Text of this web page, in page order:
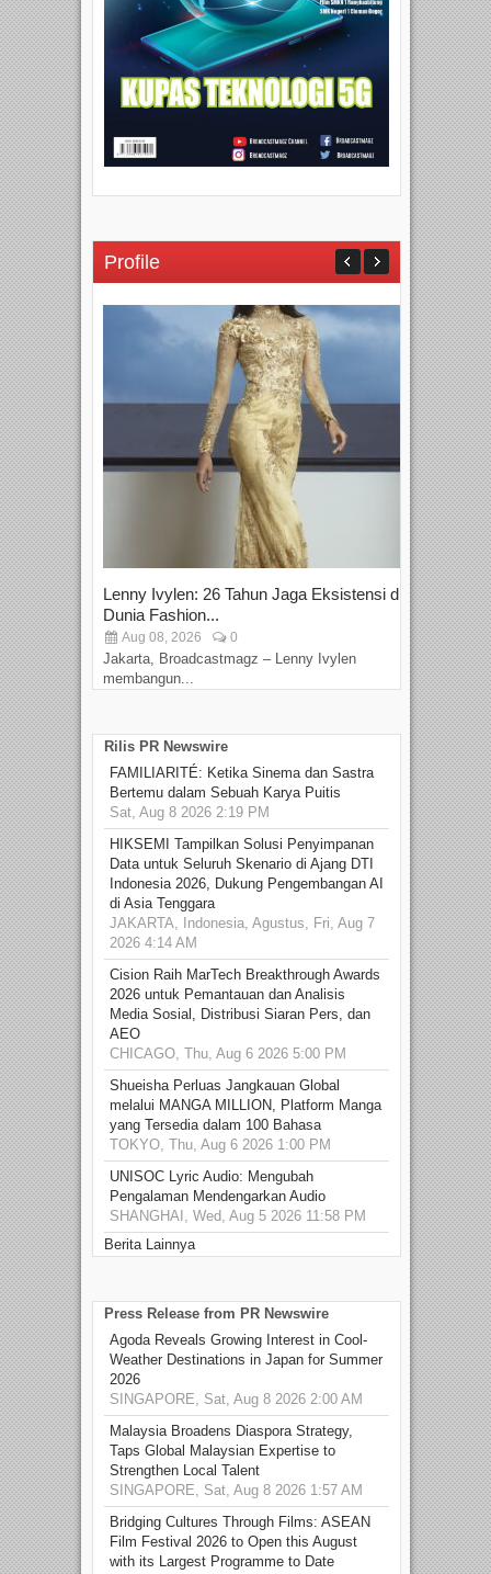
Profile
Lenny Ivylen: 26 Tahun Jaga Eksistensi di
Dunia Fashion...
Aug 08, 2026 0
Jakarta, Broadcastmagz – Lenny Ivylen
membangun...
Rilis PR Newswire
FAMILIARITÉ: Ketika Sinema dan Sastra
Bertemu dalam Sebuah Karya Puitis
Sat, Aug 8 2026 2:19 PM
HIKSEMI Tampilkan Solusi Penyimpanan
Data untuk Seluruh Skenario di Ajang DTI
Indonesia 2026, Dukung Pengembangan AI
di Asia Tenggara
JAKARTA, Indonesia, Agustus, Fri, Aug 7
2026 4:14 AM
Cision Raih MarTech Breakthrough Awards
2026 untuk Pemantauan dan Analisis
Media Sosial, Distribusi Siaran Pers, dan
AEO
CHICAGO, Thu, Aug 6 2026 5:00 PM
Shueisha Perluas Jangkauan Global
melalui MANGA MILLION, Platform Manga
yang Tersedia dalam 100 Bahasa
TOKYO, Thu, Aug 6 2026 1:00 PM
UNISOC Lyric Audio: Mengubah
Pengalaman Mendengarkan Audio
SHANGHAI, Wed, Aug 5 2026 11:58 PM
Berita Lainnya
Press Release from PR Newswire
Agoda Reveals Growing Interest in Cool-
Weather Destinations in Japan for Summer
2026
SINGAPORE, Sat, Aug 8 2026 2:00 AM
Malaysia Broadens Diaspora Strategy,
Taps Global Malaysian Expertise to
Strengthen Local Talent
SINGAPORE, Sat, Aug 8 2026 1:57 AM
Bridging Cultures Through Films: ASEAN
Film Festival 2026 to Open this August
with its Largest Programme to Date